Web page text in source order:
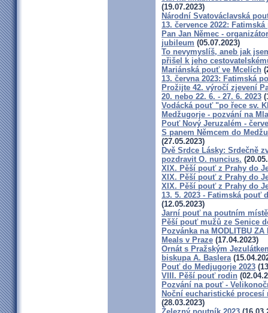
(19.07.2023)
Národní Svatováclavská
13. července 2022:
Pan Jan Němec -
jubileum (05.07.2023)
To nevymyslíš, aneb jak
přišel k jeho
Mariánská pouť ve Mcelích
13. června 2023: Fatimská
Prožijte 42. výročí zjevení
20. nebo 22. 6. - 27. 6. 2023
Vodácká pouť "po řece sv.
Medžugorje - pozvání na
Pouť Nový Jeruzalém -
S panem Němcem do
(27.05.2023)
Dvě Srdce Lásky: Srdečně
pozdravit O. nuncius.
XIX. Pěší pouť z Prahy do
XIX. Pěší pouť z Prahy do
XIX. Pěší pouť z Prahy do
13. 5. 2023 - Fatimská pouť
(12.05.2023)
Jarní pouť na poutním
Pěší pouť mužů ze Senice
Pozvánka na MODLITBU
Meals v Praze (17.04.2023)
Ornát s Pražským
biskupa A. Baslera
Pouť do Medjugorje 2023
VIII. Pěší pouť rodin
Pozvání na pouť -
Noční eucharistické procesí
(28.03.2023)